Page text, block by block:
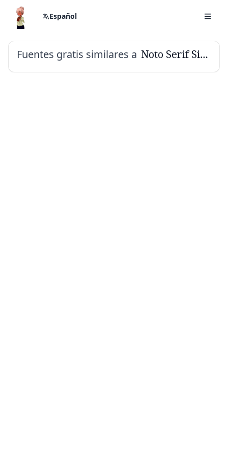
Español
Fuentes gratis similares a Noto Serif Sinhala